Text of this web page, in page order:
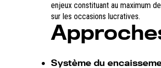
enjeux constituant au maximum
sur les occasions lucratives.
Système du